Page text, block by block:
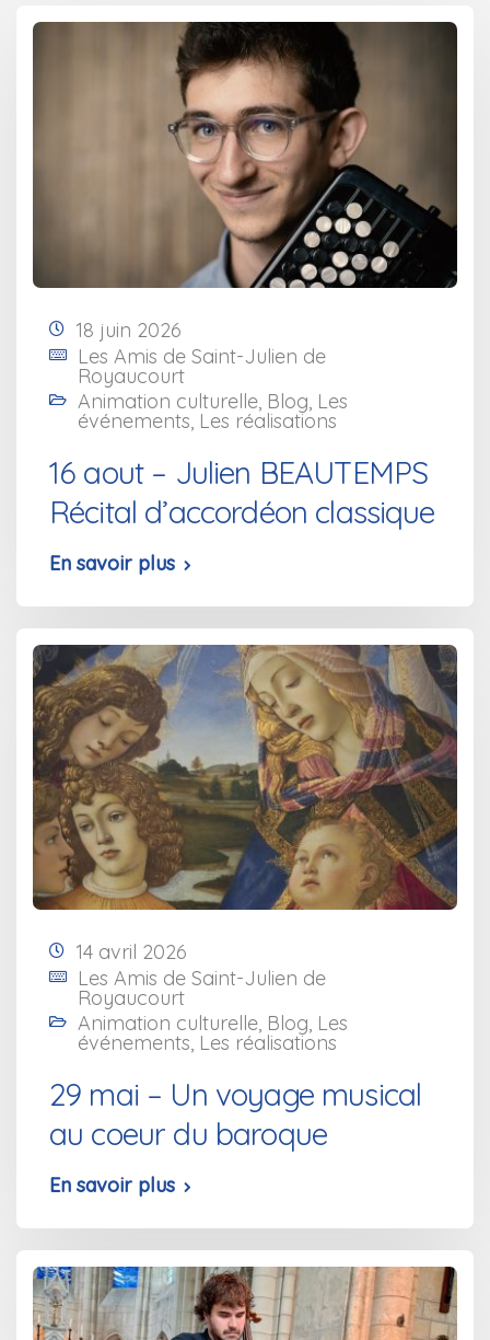
18 juin 2026
Les Amis de Saint-Julien de
Royaucourt
Animation culturelle, Blog, Les
événements, Les réalisations
16 aout – Julien BEAUTEMPS
Récital d’accordéon classique
En savoir plus
14 avril 2026
Les Amis de Saint-Julien de
Royaucourt
Animation culturelle, Blog, Les
événements, Les réalisations
29 mai – Un voyage musical
au coeur du baroque
En savoir plus